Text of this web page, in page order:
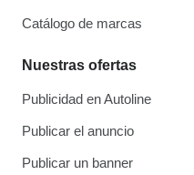
Catálogo de marcas
Nuestras ofertas
Publicidad en Autoline
Publicar el anuncio
Publicar un banner